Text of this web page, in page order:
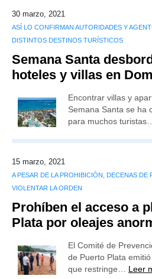
30 marzo, 2021
ASÍ LO CONFIRMAN AUTORIDADES Y
DISTINTOS DESTINOS TURÍSTICOS
Semana Santa
hoteles y villas en
Encontrar villas y
Semana Santa se ha
para muchos turistas…
15 marzo, 2021
A PESAR DE LA PROHIBICIÓN, DECENAS DE
VIOLENTAR LA ORDEN
Prohíben el acceso a
Plata por oleajes
El Comité de
de Puerto Plata
que restringe… Leer